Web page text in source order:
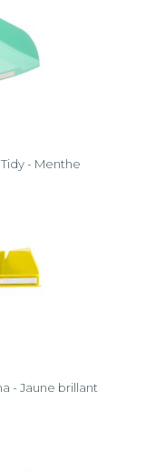
- Menthe
- Jaune brillant